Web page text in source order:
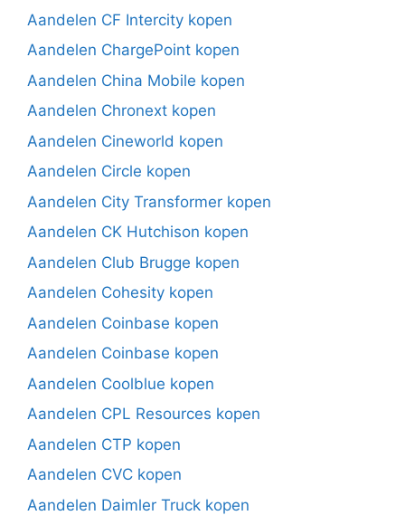
Aandelen CF Intercity kopen
Aandelen ChargePoint kopen
Aandelen China Mobile kopen
Aandelen Chronext kopen
Aandelen Cineworld kopen
Aandelen Circle kopen
Aandelen City Transformer kopen
Aandelen CK Hutchison kopen
Aandelen Club Brugge kopen
Aandelen Cohesity kopen
Aandelen Coinbase kopen
Aandelen Coinbase kopen
Aandelen Coolblue kopen
Aandelen CPL Resources kopen
Aandelen CTP kopen
Aandelen CVC kopen
Aandelen Daimler Truck kopen